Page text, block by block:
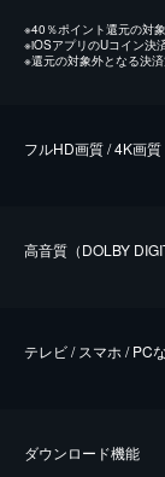
※40％ポイント還元の対
※iOSアプリのUコイン決
※還元の対象外となる決
フルHD画質 / 4K画質
⾼⾳質（DOLBY
テレビ / スマホ / PC
ダウンロード機能